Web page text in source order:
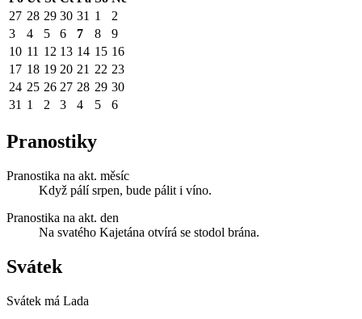
27 28 29 30 31 1
2
3
4 5 6 7 8
9
10 11 12 13 14 15 16
17 18 19 20 21 22 23
24 25 26 27 28 29 30
31 1 2 3 4 5 6
Pranostiky
Pranostika na akt. měsíc
Když pálí srpen, bude pálit i víno.
Pranostika na akt. den
Na svatého Kajetána otvírá se stodol brána.
Svátek
Svátek má Lada